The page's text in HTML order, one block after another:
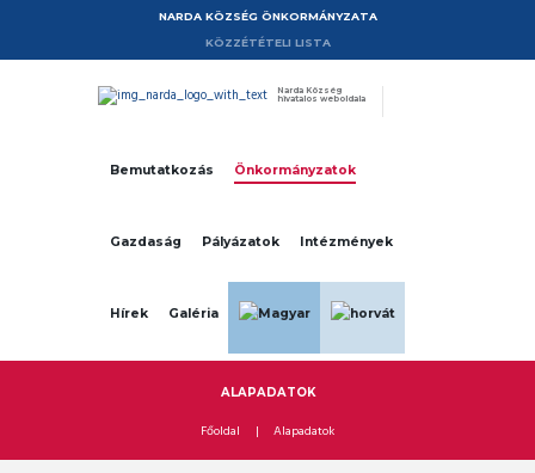
NARDA KÖZSÉG ÖNKORMÁNYZATA
KÖZZÉTÉTELI LISTA
Narda Község
hivatalos weboldala
Bemutatkozás Önkormányzatok
Gazdaság Pályázatok Intézmények
Hírek Galéria
ALAPADATOK
Főoldal Alapadatok